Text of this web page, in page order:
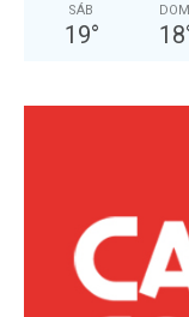
SÁB
19°
DOM
18